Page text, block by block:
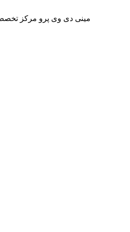
مینی دی وی پرو مرکز